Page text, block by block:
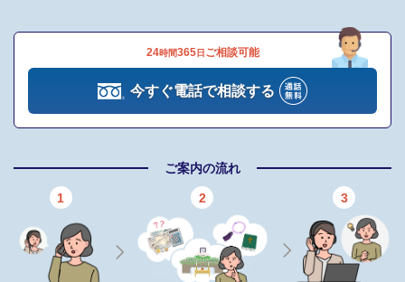
24時間365日 ご相談可能
今すぐ電話で相談する
ご案内の流れ
1 2 3